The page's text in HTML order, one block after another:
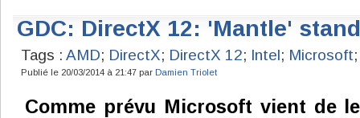
GDC: DirectX 12: 'Mantle'
Tags : AMD; DirectX; DirectX 12; Intel; Microsoft
Publié le 20/03/2014 à 21:47 par Damien Triolet
Comme prévu Microsoft vient de